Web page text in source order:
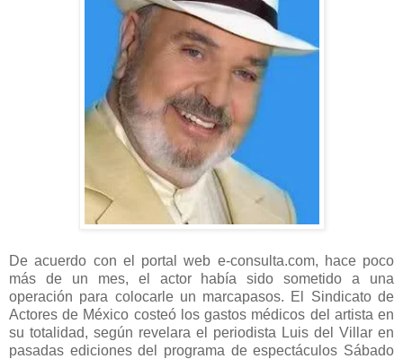
De acuerdo con el portal web e-consulta.com, hace poco
más de un mes, el actor había sido sometido a una
operación para colocarle un marcapasos. El Sindicato de
Actores de México costeó los gastos médicos del artista en
su totalidad, según revelara el periodista Luis del Villar en
pasadas ediciones del programa de espectáculos Sábado